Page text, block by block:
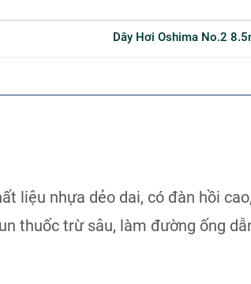
Dây Hơi Oshima No.2
liệu nhựa dẻo dai, có đàn hồi
thuốc trừ sâu, làm đường ống